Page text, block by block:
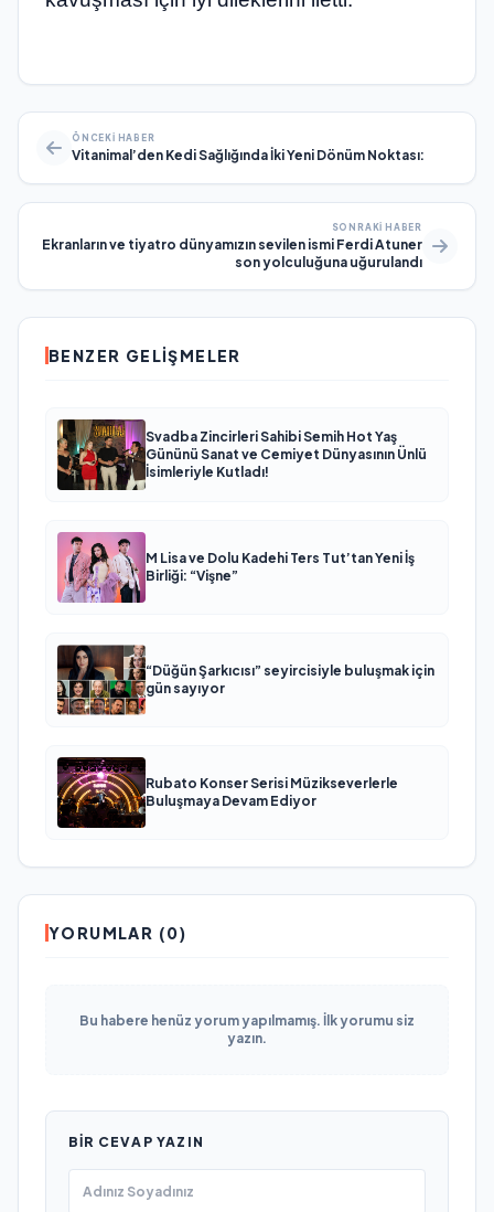
ÖNCEKI HABER
Vitanimal’den Kedi Sağlığında İki Yeni Dönüm Noktası:
SONRAKI HABER
Ekranların ve tiyatro dünyamızın sevilen ismi Ferdi Atuner
son yolculuğuna uğurulandı
BENZER GELIŞMELER
Svadba Zincirleri Sahibi Semih Hot Yaş
Gününü Sanat ve Cemiyet Dünyasının Ünlü
İsimleriyle Kutladı!
M Lisa ve Dolu Kadehi Ters Tut’tan Yeni İş
Birliği: “Vişne”
“Düğün Şarkıcısı” seyircisiyle buluşmak için
gün sayıyor
Rubato Konser Serisi Müzikseverlerle
Buluşmaya Devam Ediyor
YORUMLAR (0)
Bu habere henüz yorum yapılmamış. İlk yorumu siz
yazın.
BIR CEVAP YAZIN